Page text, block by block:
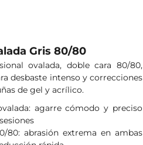
Gris 80/80
ovalada, doble cara 80/80,
desbaste intenso y correcciones
de gel y acrílico.
agarre cómodo y preciso
80: abrasión extrema en ambas